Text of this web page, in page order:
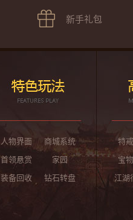
新手礼包
人物界面
商城系统
首领悬赏
家园
装备回收
钻石转盘
特
宝
江湖